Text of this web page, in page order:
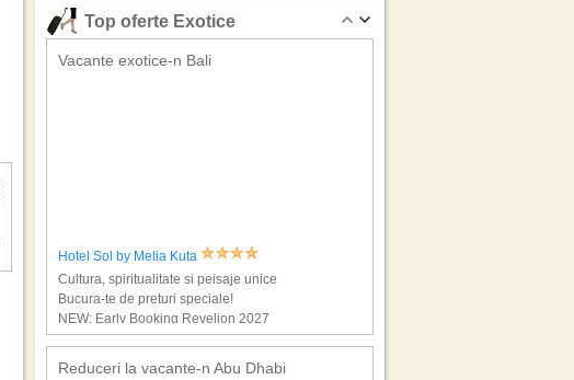
Top oferte Exotice
Vacante exotice-n Bali
Hotel Sol by Melia Kuta
Cultura, spiritualitate si peisaje unice
Bucura-te de preturi speciale!
NEW: Early Booking Revelion 2027
Reduceri la vacante-n Abu Dhabi